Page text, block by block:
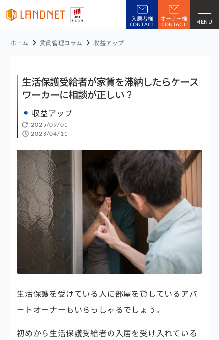
入居者様
CONTACT
オーナー様
CONTACT MENU
ホーム 賃貸管理コラム 収益アップ
生活保護受給者が家賃を滞納したらケース
ワーカーに相談が正しい？
収益アップ
2025/09/01
2023/04/11
生活保護を受けている人に部屋を貸しているアパ
ートオーナーもいらっしゃるでしょう。
初めから生活保護受給者の入居を受け入れている